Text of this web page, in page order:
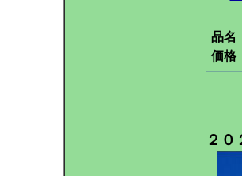
品名
価格
２０